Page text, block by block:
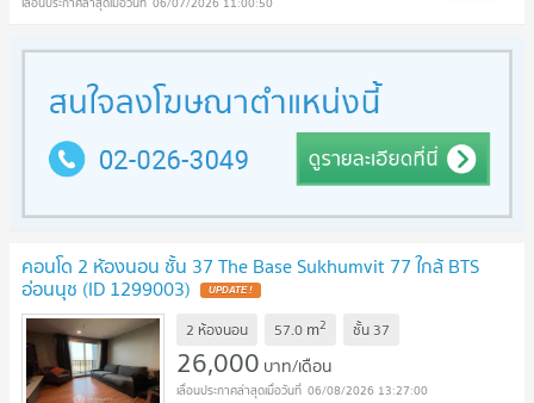
คอนโด 2 ห้องนอน ชั้น 37 The Base Sukhumvit 77 ใกล้ BTS
อ่อนนุช (ID 1299003)
2 ห้องนอน 57.0 m2 ชั้น 37
26,000 บาท/เดือน
06/08/2026 13:27:00